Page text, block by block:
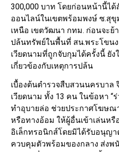
300,000 บาท โดยก่อนหน้านี้ไ
ออนไลน์ในเขตพร้อมพงษ์ ซ.สุ
เหนือ เขตวัฒนา กทม. ก่อนจะย้
ปล้นทรัพย์ในพื้นที่ สน.พระโขน
เวียดนามที่ถูกจับกุมได้ครั้งนี้ ยั
เกี่ยวข้องกับเหตุการปล้น
เบื้องต้นตำรวจสืบสวนนครบาล
เวียดนาม ทั้ง 13 คน ในข้อหา “
ทำอุบายล่อ ช่วยประกาศโฆษณ
หรือทางอ้อม ให้ผู้อื่นเข้าเล่นหรื
อิเล็กทรอนิกส์โดยมิได้รับอนุญา
ควบคุมตัวพร้อมของกลาง ส่งพ